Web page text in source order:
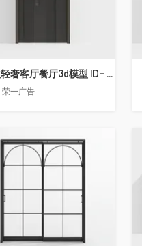
简欧轻奢客厅餐厅3d模型 ID-11490558入户门2
荣一广告
收藏